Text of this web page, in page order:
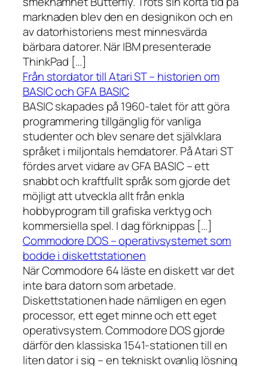
marknaden blev den en designikon och en
av datorhistoriens mest minnesvärda
bärbara datorer. När IBM presenterade
ThinkPad […]
Från stordator till Atari ST – historien om
BASIC och GFA BASIC
BASIC skapades på 1960-talet för att göra
programmering tillgänglig för vanliga
studenter och blev senare det självklara
språket i miljontals hemdatorer. På Atari ST
fördes arvet vidare av GFA BASIC – ett
snabbt och kraftfullt språk som gjorde det
möjligt att utveckla allt från enkla
hobbyprogram till grafiska verktyg och
kommersiella spel. I dag förknippas […]
Commodore DOS – operativsystemet som
bodde i diskettstationen
När Commodore 64 läste en diskett var det
inte bara datorn som arbetade.
Diskettstationen hade nämligen en egen
processor, ett eget minne och ett eget
operativsystem. Commodore DOS gjorde
därför den klassiska 1541-stationen till en
liten dator i sig – en tekniskt ovanlig lösning